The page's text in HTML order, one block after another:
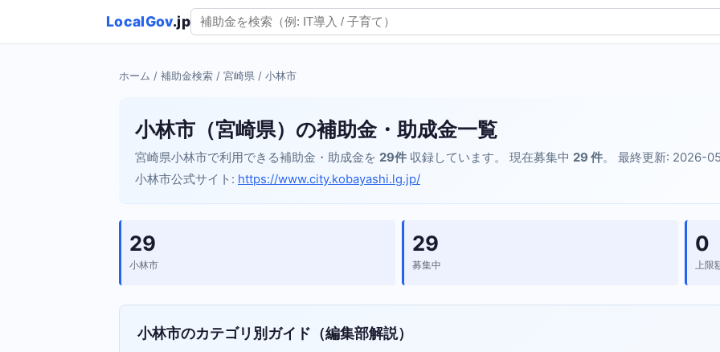
LocalGov.jp
ホーム / 補助金検索 / 宮崎県 / 小林市
小林市（宮崎県）の補助金・助成金一覧
宮崎県小林市で利用できる補助金・助成金を 29件 収録しています。 現在募集中 29 件。 最終更新: 2026-
小林市公式サイト: https://www.city.kobayashi.lg.jp/
29
小林市
29
募集中
0
上限
小林市のカテゴリ別ガイド（編集部解説）